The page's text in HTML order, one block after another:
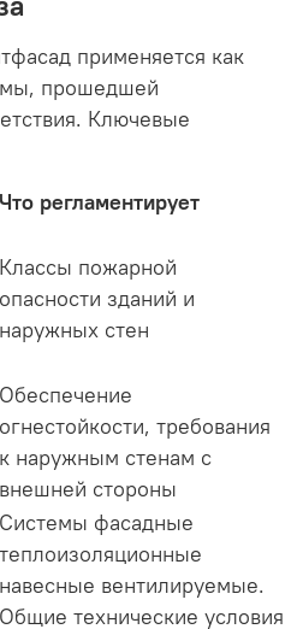
применяется как
прошедшей
Ключевые
Что регламентирует
Классы пожарной
опасности зданий и
наружных стен
Обеспечение
огнестойкости, требования
к наружным стенам с
внешней стороны
Системы фасадные
теплоизоляционные
навесные вентилируемые.
Общие технические условия